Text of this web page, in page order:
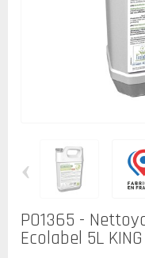
‹
P01365 -
Ecolabel 5L KING